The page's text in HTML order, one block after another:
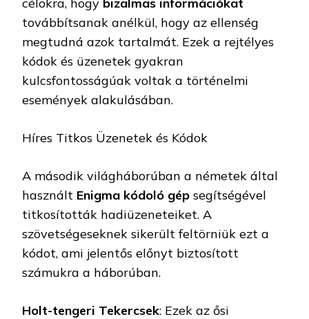
továbbítsanak anélkül, hogy az ellenség
megtudná azok tartalmát. Ezek a rejtélyes
kódok és üzenetek gyakran
kulcsfontosságúak voltak a történelmi
események alakulásában.
Híres Titkos Üzenetek és Kódok
A második világháborúban a németek által
használt Enigma kódoló gép segítségével
titkosították hadiüzeneteiket. A
szövetségeseknek sikerült feltörniük ezt a
kódot, ami jelentős előnyt biztosított
számukra a háborúban.
Holt-tengeri Tekercsek: Ezek az ősi